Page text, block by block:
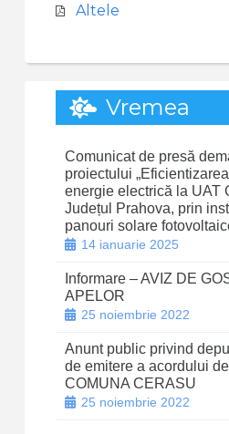
Altele
Vremea
Comunicat de presă
proiectului
energie electrică la UAT
Județul Prahova, prin
panouri solare
14 ianuarie 2025
Informare – AVIZ DE
APELOR
25 noiembrie 2022
Anunt public privind
de emitere a acordului
COMUNA CERASU
25 noiembrie 2022